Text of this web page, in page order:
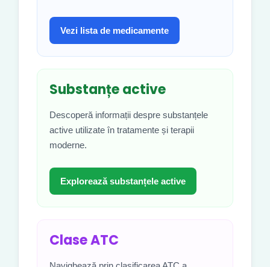
Vezi lista de medicamente
Substanțe active
Descoperă informații despre substanțele
active utilizate în tratamente și terapii
moderne.
Explorează substanțele active
Clase ATC